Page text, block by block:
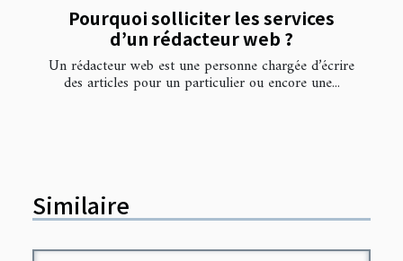
Pourquoi solliciter les services
d’un rédacteur web ?
Un rédacteur web est une personne chargée d’écrire
des articles pour un particulier ou encore une...
Similaire